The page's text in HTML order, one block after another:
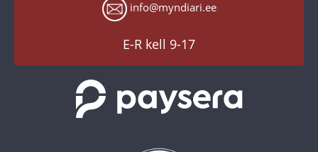
info@myndiari.ee
E-R kell 9-17